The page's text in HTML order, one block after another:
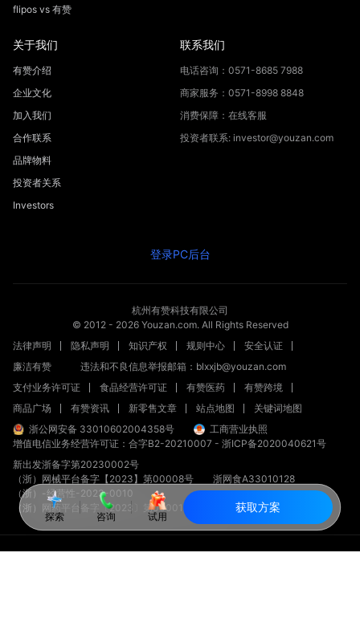
探索 咨询 试用
获取方案
flipos vs 有赞
关于我们
有赞介绍
企业文化
加入我们
合作联系
品牌物料
投资者关系
Investors
联系我们
电话咨询：0571-8685 7988
商家服务：0571-8998 8848
消费保障：在线客服
投资者联系: investor@youzan.com
登录PC后台
杭州有赞科技有限公司
© 2012 - 2026Youzan.com. All Rights Reserved
法律声明
隐私声明 知识产权 规则中心
安全认证
廉洁有赞
违法和不良信息举报邮箱：blxxjb@youzan.com
支付业务许可证
食品经营许可证 有赞医药
有赞跨境
商品广场
有赞资讯 新零售文章 站点地图
关键词地图
浙公网安备 33010602004358号
工商营业执照
增值电信业务经营许可证：合字B2-20210007 - 浙ICP备2020040621号
新出发浙备字第20230002号
（浙）网械平台备字【2023】第00008号
浙网食A33010128
（浙）-经营性-2023-0010
（浙）网药平台备字〔2023〕第000012-000号